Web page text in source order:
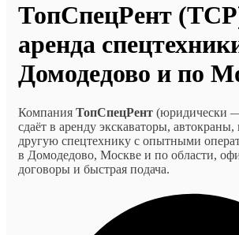
ТопСпецРент
аренда
Домодедово и по
Компания ТопСпецРент (юридически
сдаёт в аренду экскаваторы,
другую спецтехнику с опытными
в Домодедово, Москве и по области,
договоры и быстрая подача.